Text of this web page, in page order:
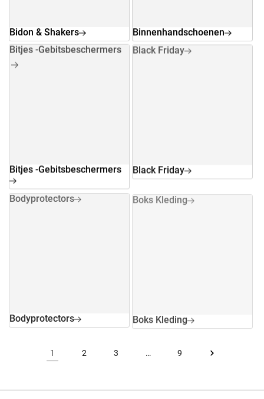
Bidon & Shakers
Binnenhandschoenen
Bitjes -Gebitsbeschermers
Bitjes -Gebitsbeschermers
Black Friday
Black Friday
Bodyprotectors
Bodyprotectors
Boks Kleding
Boks Kleding
1 2 3 … 9